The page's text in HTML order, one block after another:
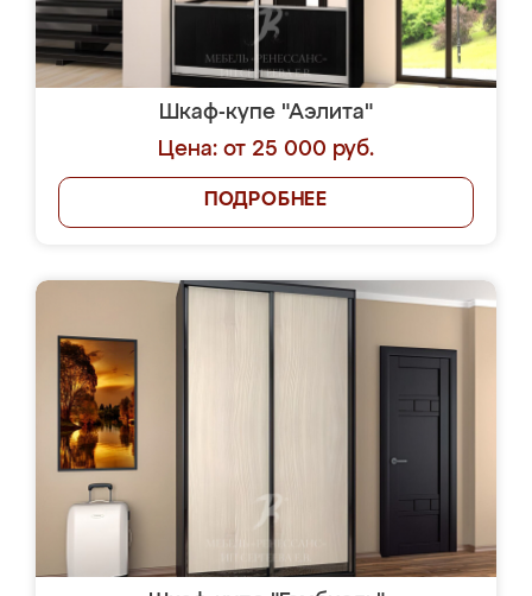
Шкаф-купе "Аэлита"
Цена: от 25 000 руб.
ПОДРОБНЕЕ